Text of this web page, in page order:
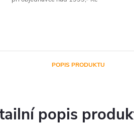
POPIS PRODUKTU
popis